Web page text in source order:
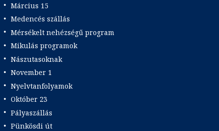
Március 15
Medencés szállás
Mérsékelt nehézségű program
Mikulás programok
Nászutasoknak
November 1
Nyelvtanfolyamok
Október 23
Pályaszállás
Pünkösdi út